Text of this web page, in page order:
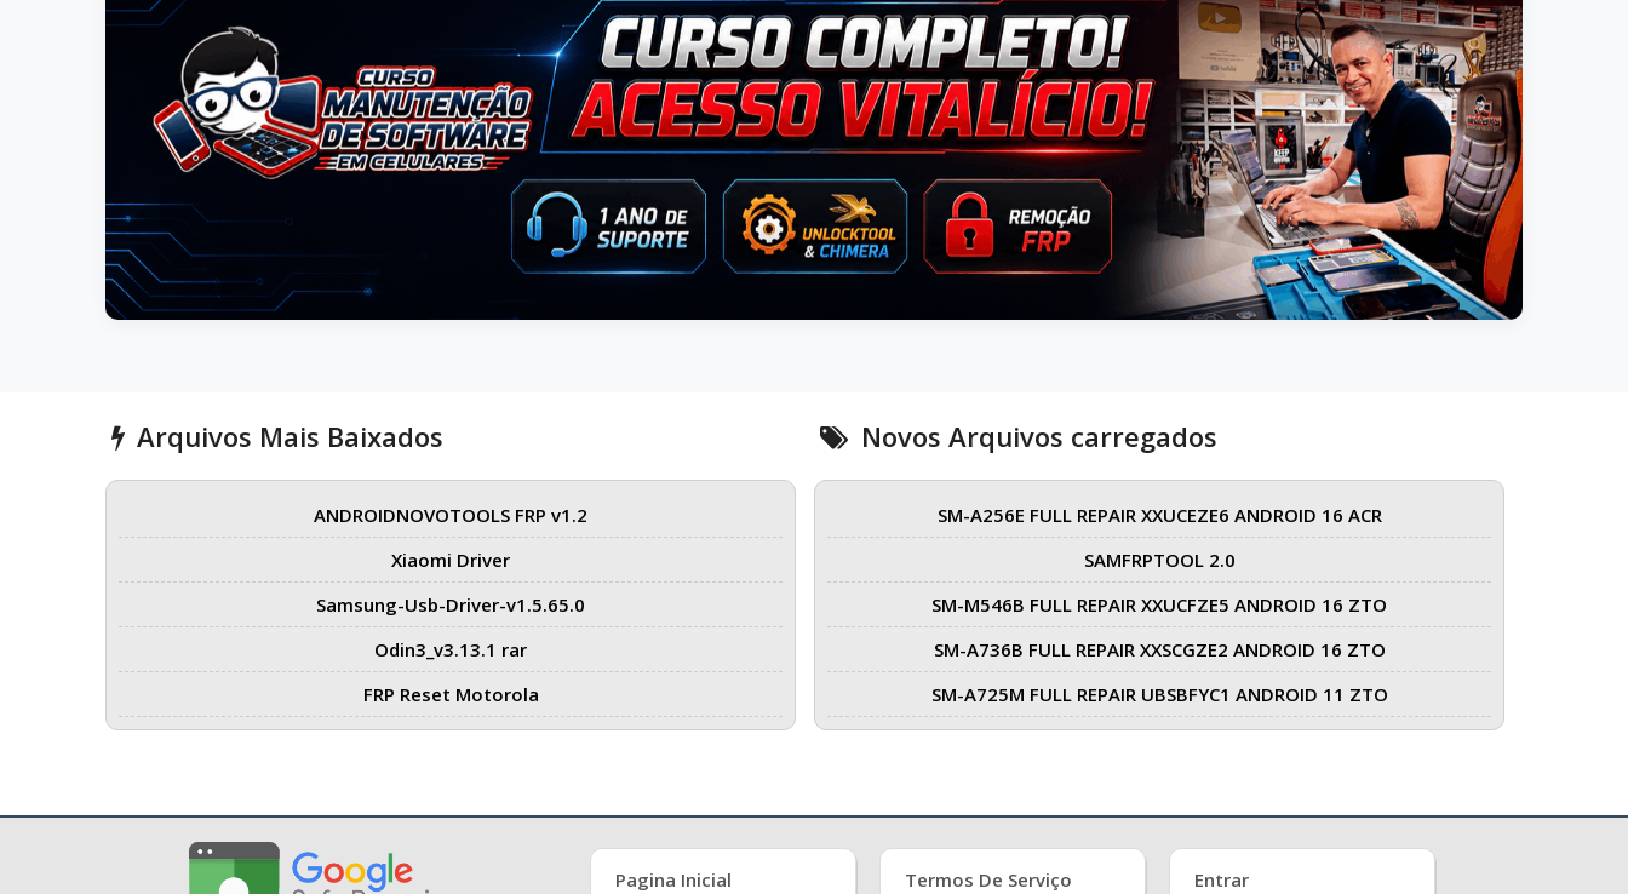
Arquivos Mais Baixados
ANDROIDNOVOTOOLS FRP v1.2
Xiaomi Driver
Samsung-Usb-Driver-v1.5.65.0
Odin3_v3.13.1 rar
FRP Reset Motorola
Novos Arquivos carregados
SM-A256E FULL REPAIR XXUCEZE6 ANDROID 16 ACR
SAMFRPTOOL 2.0
SM-M546B FULL REPAIR XXUCFZE5 ANDROID 16 ZTO
SM-A736B FULL REPAIR XXSCGZE2 ANDROID 16 ZTO
SM-A725M FULL REPAIR UBSBFYC1 ANDROID 11 ZTO
Pagina Inicial Termos De Serviço Entrar